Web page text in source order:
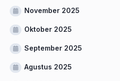
November 2025
Oktober 2025
September 2025
Agustus 2025